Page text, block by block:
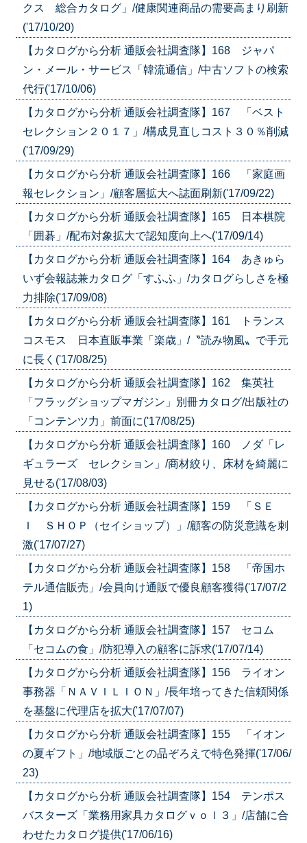
クス 総合カタログ」/健康関連商品の需要高まり刷新
('17/10/20)
【カタログから分析 通販会社調査隊】168 ジャパ
ン・メール・サービス「韓流通信」/中古ソフトの検索
代行('17/10/06)
【カタログから分析 通販会社調査隊】167 「ベスト
セレクション２０１７」/構成見直しコスト３０％削減
('17/09/29)
【カタログから分析 通販会社調査隊】166 「家庭画
報セレクション」/顧客層拡大へ誌面刷新('17/09/22)
【カタログから分析 通販会社調査隊】165 日本棋院
「囲碁」/配布対象拡大で認知度向上へ('17/09/14)
【カタログから分析 通販会社調査隊】164 あきゅら
いず会報誌兼カタログ「すふふ」/カタログらしさを極
力排除('17/09/08)
【カタログから分析 通販会社調査隊】161 トランス
コスモス 日本直販事業「楽歳」/〝読み物風〟で手元
に長く('17/08/25)
【カタログから分析 通販会社調査隊】162 集英社
「フラッグショップマガジン」別冊カタログ/出版社の
「コンテンツ力」前面に('17/08/25)
【カタログから分析 通販会社調査隊】160 ノダ「レ
ギュラーズ セレクション」/商材絞り、床材を綺麗に
見せる('17/08/03)
【カタログから分析 通販会社調査隊】159 「ＳＥ
Ｉ ＳＨＯＰ（セイショップ）」/顧客の防災意識を刺
激('17/07/27)
【カタログから分析 通販会社調査隊】158 「帝国ホ
テル通信販売」/会員向け通販で優良顧客獲得('17/07/2
1)
【カタログから分析 通販会社調査隊】157 セコム
「セコムの食」/防犯導入の顧客に訴求('17/07/14)
【カタログから分析 通販会社調査隊】156 ライオン
事務器「ＮＡＶＩＬＩＯＮ」/長年培ってきた信頼関係
を基盤に代理店を拡大('17/07/07)
【カタログから分析 通販会社調査隊】155 「イオン
の夏ギフト」/地域版ごとの品ぞろえで特色発揮('17/06/
23)
【カタログから分析 通販会社調査隊】154 テンポス
バスターズ「業務用家具カタログｖｏｌ３」/店舗に合
わせたカタログ提供('17/06/16)